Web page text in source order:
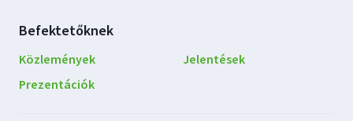
Befektetőknek
Közlemények
Jelentések
Prezentációk